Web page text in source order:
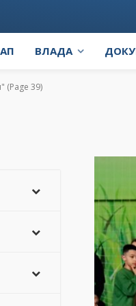
ВЛАДА
(Page 39)